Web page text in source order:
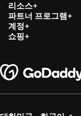
리소스
파트너 프로그램
계정
쇼핑